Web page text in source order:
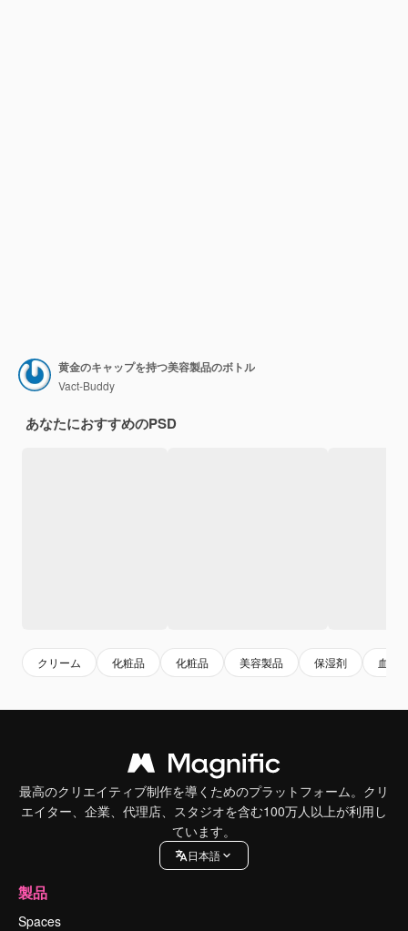
黄金のキャップを持つ美容製品のボトル
Vact-Buddy
あなたにおすすめのPSD
クリーム 化粧品 化粧品 美容製品 保湿剤 血清
最高のクリエイティブ制作を導くためのプラットフォーム。クリ
エイター、企業、代理店、スタジオを含む100万人以上が利用し
ています。
日本語
製品
Spaces